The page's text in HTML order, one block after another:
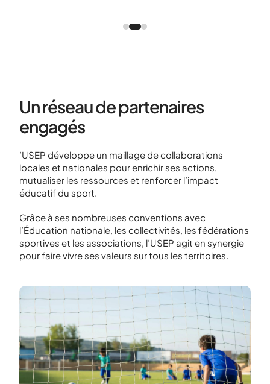
Un réseau de partenaires
engagés
’USEP développe un maillage de collaborations
locales et nationales pour enrichir ses actions,
mutualiser les ressources et renforcer l’impact
éducatif du sport.
Grâce à ses nombreuses conventions avec
l’Éducation nationale, les collectivités, les fédérations
sportives et les associations, l’USEP agit en synergie
pour faire vivre ses valeurs sur tous les territoires.